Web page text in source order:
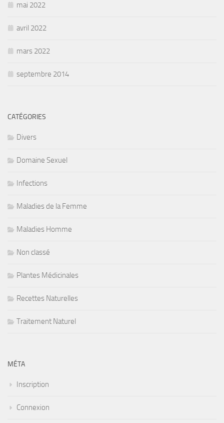
mai 2022
avril 2022
mars 2022
septembre 2014
CATÉGORIES
Divers
Domaine Sexuel
Infections
Maladies de la Femme
Maladies Homme
Non classé
Plantes Médicinales
Recettes Naturelles
Traitement Naturel
MÉTA
Inscription
Connexion